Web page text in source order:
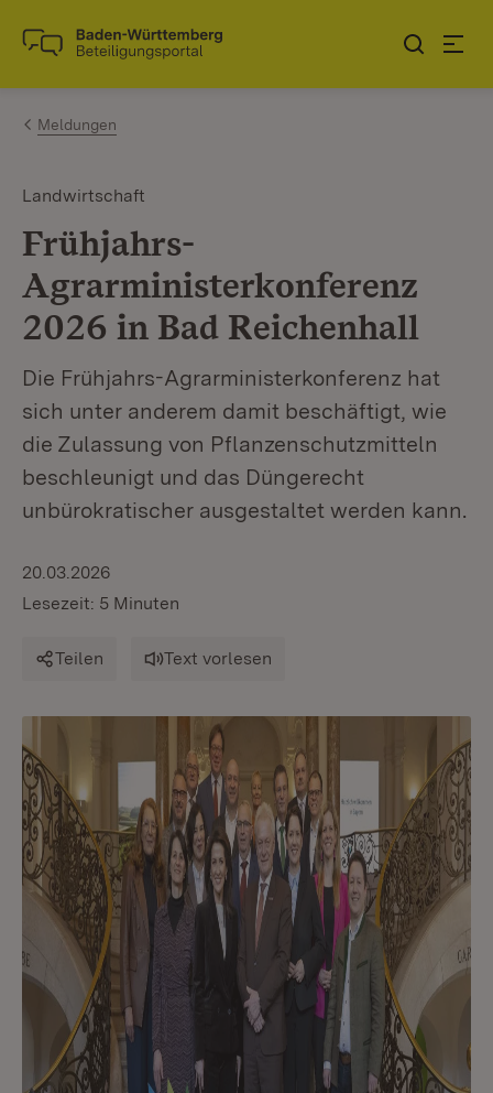
Zum Inhalt springen
Link zur Startseite
Meldungen
Landwirtschaft
Frühjahrs-
Agrarministerkonferenz
2026 in Bad Reichenhall
Die Frühjahrs-Agrarministerkonferenz hat
sich unter anderem damit beschäftigt, wie
die Zulassung von Pflanzenschutzmitteln
beschleunigt und das Düngerecht
unbürokratischer ausgestaltet werden kann.
20.03.2026
Lesezeit: 5 Minuten
Teilen Text vorlesen